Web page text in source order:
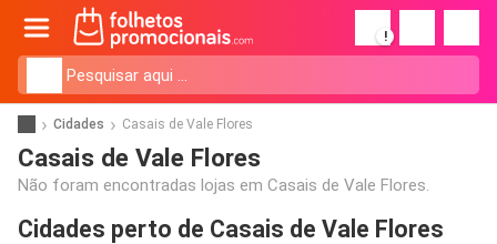
!
Cidades Casais de Vale Flores
Casais de Vale Flores
Não foram encontradas lojas em Casais de Vale Flores.
Cidades perto de Casais de Vale Flores